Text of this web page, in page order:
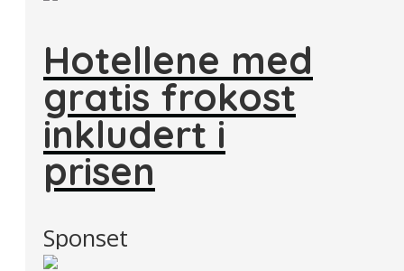
Hotellene med
gratis frokost
inkludert i
prisen
Sponset